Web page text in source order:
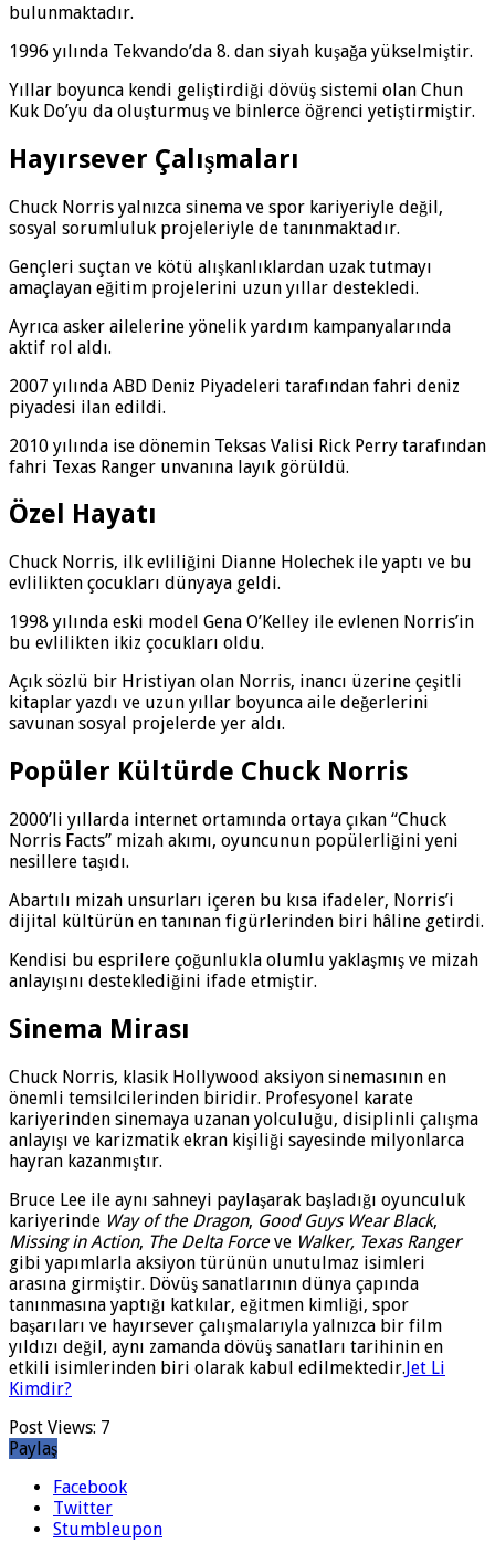
bulunmaktadır.
1996 yılında Tekvando’da 8. dan siyah kuşağa yükselmiştir.
Yıllar boyunca kendi geliştirdiği dövüş sistemi olan Chun
Kuk Do’yu da oluşturmuş ve binlerce öğrenci yetiştirmiştir.
Hayırsever Çalışmaları
Chuck Norris yalnızca sinema ve spor kariyeriyle değil,
sosyal sorumluluk projeleriyle de tanınmaktadır.
Gençleri suçtan ve kötü alışkanlıklardan uzak tutmayı
amaçlayan eğitim projelerini uzun yıllar destekledi.
Ayrıca asker ailelerine yönelik yardım kampanyalarında
aktif rol aldı.
2007 yılında ABD Deniz Piyadeleri tarafından fahri deniz
piyadesi ilan edildi.
2010 yılında ise dönemin Teksas Valisi Rick Perry tarafından
fahri Texas Ranger unvanına layık görüldü.
Özel Hayatı
Chuck Norris, ilk evliliğini Dianne Holechek ile yaptı ve bu
evlilikten çocukları dünyaya geldi.
1998 yılında eski model Gena O’Kelley ile evlenen Norris’in
bu evlilikten ikiz çocukları oldu.
Açık sözlü bir Hristiyan olan Norris, inancı üzerine çeşitli
kitaplar yazdı ve uzun yıllar boyunca aile değerlerini
savunan sosyal projelerde yer aldı.
Popüler Kültürde Chuck Norris
2000’li yıllarda internet ortamında ortaya çıkan “Chuck
Norris Facts” mizah akımı, oyuncunun popülerliğini yeni
nesillere taşıdı.
Abartılı mizah unsurları içeren bu kısa ifadeler, Norris’i
dijital kültürün en tanınan figürlerinden biri hâline getirdi.
Kendisi bu esprilere çoğunlukla olumlu yaklaşmış ve mizah
anlayışını desteklediğini ifade etmiştir.
Sinema Mirası
Chuck Norris, klasik Hollywood aksiyon sinemasının en
önemli temsilcilerinden biridir. Profesyonel karate
kariyerinden sinemaya uzanan yolculuğu, disiplinli çalışma
anlayışı ve karizmatik ekran kişiliği sayesinde milyonlarca
hayran kazanmıştır.
Bruce Lee ile aynı sahneyi paylaşarak başladığı oyunculuk
kariyerinde Way of the Dragon, Good Guys Wear Black,
Missing in Action, The Delta Forceve Walker, Texas Ranger
gibi yapımlarla aksiyon türünün unutulmaz isimleri
arasına girmiştir. Dövüş sanatlarının dünya çapında
tanınmasına yaptığı katkılar, eğitmen kimliği, spor
başarıları ve hayırsever çalışmalarıyla yalnızca bir film
yıldızı değil, aynı zamanda dövüş sanatları tarihinin en
etkili isimlerinden biri olarak kabul edilmektedir.Jet Li
Kimdir?
Post Views: 7
Paylaş
Facebook
Twitter
Stumbleupon